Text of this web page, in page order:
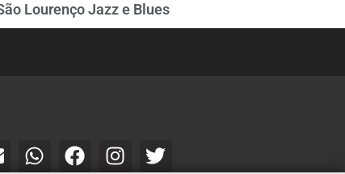
Lourenço Jazz e Blues